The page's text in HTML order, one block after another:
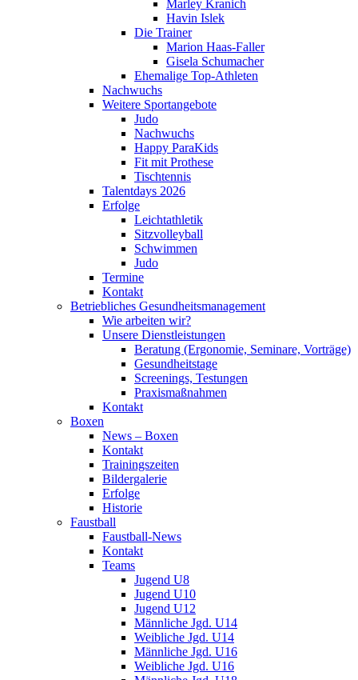
Marley Kranich
Havin Islek
Die Trainer
Marion Haas-Faller
Gisela Schumacher
Ehemalige Top-Athleten
Nachwuchs
Weitere Sportangebote
Judo
Nachwuchs
Happy ParaKids
Fit mit Prothese
Tischtennis
Talentdays 2026
Erfolge
Leichtathletik
Sitzvolleyball
Schwimmen
Judo
Termine
Kontakt
Betriebliches Gesundheits­management
Wie arbeiten wir?
Unsere Dienstleistungen
Beratung (Ergonomie, Seminare, Vorträge)
Gesundheitstage
Screenings, Testungen
Praxismaßnahmen
Kontakt
Boxen
News – Boxen
Kontakt
Trainingszeiten
Bildergalerie
Erfolge
Historie
Faustball
Faustball-News
Kontakt
Teams
Jugend U8
Jugend U10
Jugend U12
Männliche Jgd. U14
Weibliche Jgd. U14
Männliche Jgd. U16
Weibliche Jgd. U16